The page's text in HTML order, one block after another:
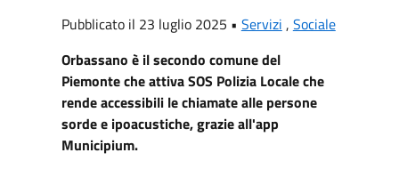
Pubblicato il 23 luglio 2025 • Servizi , Sociale
Orbassano è il secondo comune del
Piemonte che attiva SOS Polizia Locale che
rende accessibili le chiamate alle persone
sorde e ipoacustiche, grazie all'app
Municipium.